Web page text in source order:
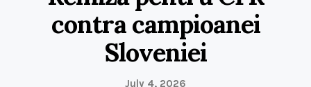
contra campioanei
Sloveniei
July 4, 2026